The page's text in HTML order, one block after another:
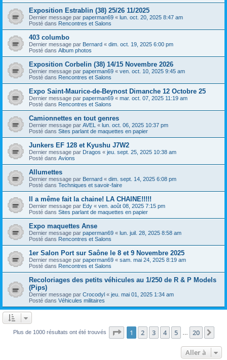
Exposition Estrablin (38) 25/26 11/2025
Dernier message par paperman69 « lun. oct. 20, 2025 8:47 am
Posté dans Rencontres et Salons
403 columbo
Dernier message par Bernard « dim. oct. 19, 2025 6:00 pm
Posté dans Album photos
Exposition Corbelin (38) 14/15 Novembre 2026
Dernier message par paperman69 « ven. oct. 10, 2025 9:45 am
Posté dans Rencontres et Salons
Expo Saint-Maurice-de-Beynost Dimanche 12 Octobre 25
Dernier message par paperman69 « mar. oct. 07, 2025 11:19 am
Posté dans Rencontres et Salons
Camionnettes en tout genres
Dernier message par AVEL « lun. oct. 06, 2025 10:37 pm
Posté dans Sites parlant de maquettes en papier
Junkers EF 128 et Kyushu J7W2
Dernier message par Dragos « jeu. sept. 25, 2025 10:38 am
Posté dans Avions
Allumettes
Dernier message par Bernard « dim. sept. 14, 2025 6:08 pm
Posté dans Techniques et savoir-faire
Il a même fait la chaine! LA CHAINE!!!!!
Dernier message par Edy « ven. août 08, 2025 7:15 pm
Posté dans Sites parlant de maquettes en papier
Expo maquettes Anse
Dernier message par paperman69 « lun. juil. 28, 2025 8:58 am
Posté dans Rencontres et Salons
1er Salon Port sur Saône le 8 et 9 Novembre 2025
Dernier message par paperman69 « sam. mai 24, 2025 8:19 am
Posté dans Rencontres et Salons
Recoloriages des petits véhicules au 1/250 de R & P Models
(Pips)
Dernier message par Crocodyl « jeu. mai 01, 2025 1:34 am
Posté dans Véhicules militaires
Plus de 1000 résultats ont été trouvés Page 1sur20
1 2 3 4 5 20
Aller à